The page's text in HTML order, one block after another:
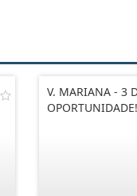
V. MARIANA - 3
OPORTUNIDADE!